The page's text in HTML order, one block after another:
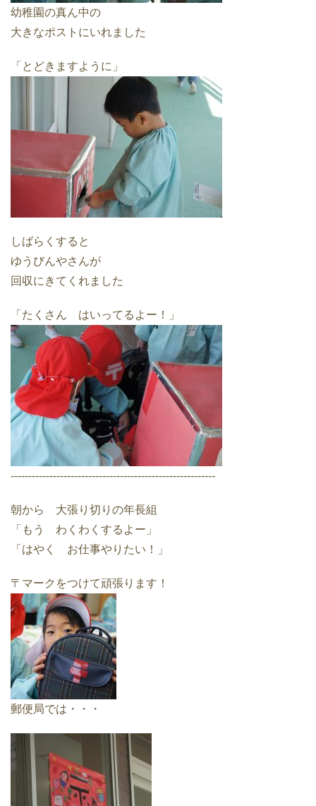
幼稚園の真ん中の
大きなポストにいれました
「とどきますように」
しばらくすると
ゆうびんやさんが
回収にきてくれました
「たくさん はいってるよー！」
----------------------------------------------------------
朝から 大張り切りの年長組
「もう わくわくするよー」
「はやく お仕事やりたい！」
〒マークをつけて頑張ります！
郵便局では・・・